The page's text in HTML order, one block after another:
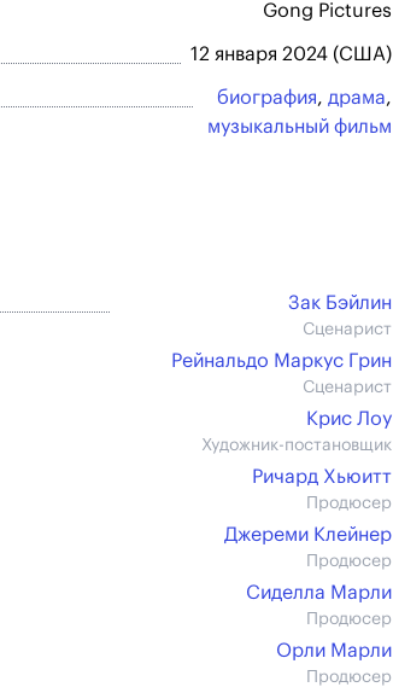
Gong Pictures
12 января 2024 (США)
биография, драма,
музыкальный фильм
Зак Бэйлин
Сценарист
Рейнальдо Маркус Грин
Сценарист
Крис Лоу
Художник-постановщик
Ричард Хьюитт
Продюсер
Джереми Клейнер
Продюсер
Сиделла Марли
Продюсер
Орли Марли
Продюсер